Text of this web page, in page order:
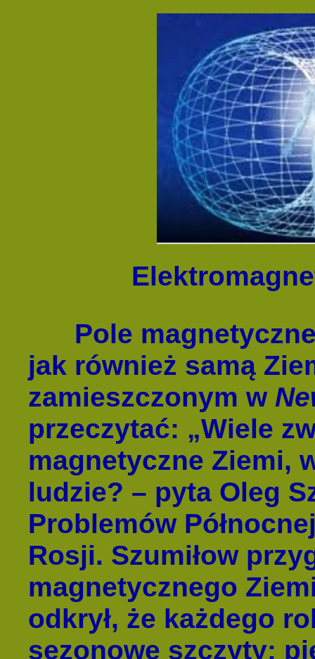
Pole magnetyczne
jak również samą
zamieszczonym w
przeczytać: „Wiele
magnetyczne Ziemi,
ludzie? – pyta Oleg
Problemów
Rosji. Szumiłow
magnetycznego
odkrył, że każdego
sezonowe szczyty: